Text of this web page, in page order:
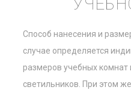
Способ нанесения и
случае определяется
размеров учебных
светильников. При этом